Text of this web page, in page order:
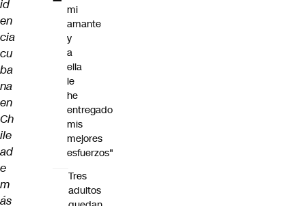
id
en
cia
cu
ba
na
en
Ch
ile
ad
e
m
ás
mi
amante
y
a
ella
le
he
entregado
mis
mejores
esfuerzos"
Tres
adultos